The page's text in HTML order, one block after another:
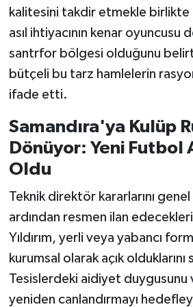
kalitesini takdir etmekle birlikte
asıl ihtiyacının kenar oyuncusu
santrfor bölgesi olduğunu
bütçeli bu tarz hamlelerin
ifade etti.
Samandıra'ya Kulüp
Dönüyor: Yeni Futbol
Oldu
Teknik direktör kararlarını
ardından resmen ilan
Yıldırım, yerli veya yabancı
kurumsal olarak açık
Tesislerdeki aidiyet duygusunu
yeniden canlandırmayı